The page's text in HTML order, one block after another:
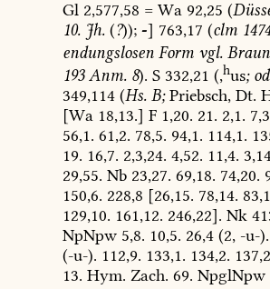
sw. (st.?) f.
st. m.
Gl2,577,58 =Wa92,25 (
10.Jh.(?)); -] 763,17 (clm
endungslosenFormvgl.
193Anm.8). S332,21 (,hus;
349,114(Hs.B;Priebsch, Dt.
[Wa18,13.] F1,20. 21. 2,1.
56,1. 61,2. 78,5. 94,1. 114,1.
19. 16,7. 2,3,24. 4,52. 11,4.
29,55. Nb23,27. 69,18. 74,20.
150,6. 228,8 [26,15. 78,14.
129,10. 161,12. 246,22]. Nk
NpNpw5,8. 10,5. 26,4(2,-u-).
(-u-). 112,9. 133,1. 134,2.
13. Hym. Zach. 69. NpglNpw